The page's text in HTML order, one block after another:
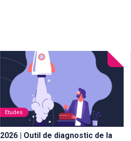
Etudes
2026 | Outil de diagnostic de la